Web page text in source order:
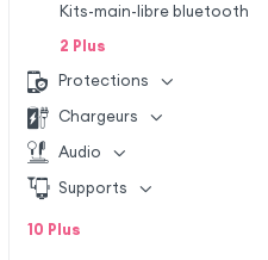
Kits-main-libre bluetooth
2 Plus
Protections
Chargeurs
Audio
Supports
10 Plus